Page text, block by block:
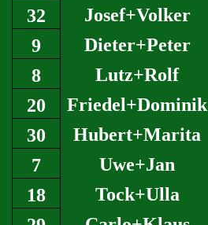
32
Josef+Volker
9
Dieter+Peter
8
Lutz+Rolf
20
Friedel+Dominik
30
Hubert+Marita
7
Uwe+Jan
18
Tock+Ulla